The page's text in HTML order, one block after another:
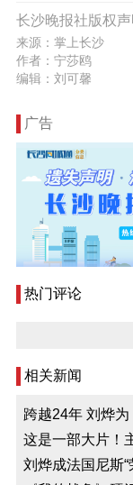
长沙晚报社版权声
来源：掌上长沙
作者：宁莎鸥
编辑：刘可馨
广告
热门评论
相关新闻
跨越24年 刘烨
这是一部大片！
刘烨成法国尼斯“